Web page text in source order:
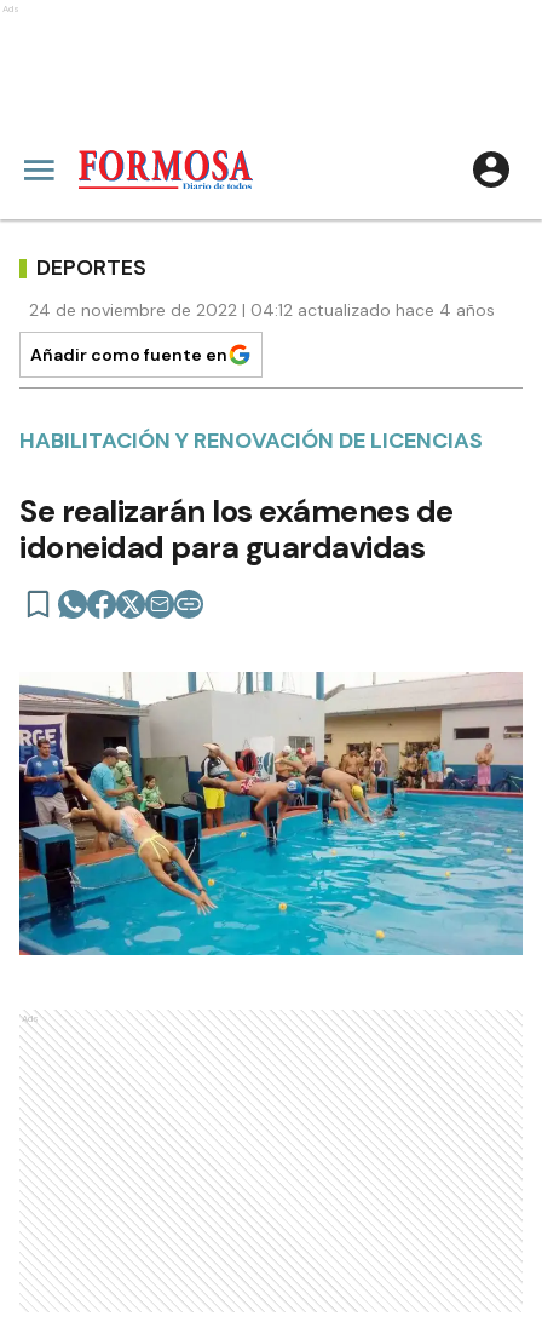
Ads
DEPORTES
24 de noviembre de 2022 | 04:12 actualizado hace 4 años
Añadir como fuente en
HABILITACIÓN Y RENOVACIÓN DE LICENCIAS
Se realizarán los exámenes de
idoneidad para guardavidas
Ads